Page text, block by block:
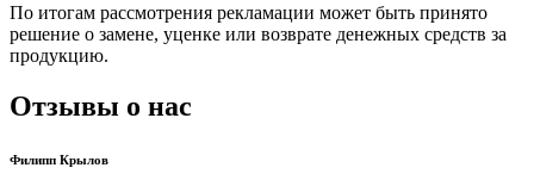
По итогам рассмотрения рекламации может быть принято
решение о замене, уценке или возврате денежных средств за
продукцию.
Отзывы о нас
Филипп Крылов